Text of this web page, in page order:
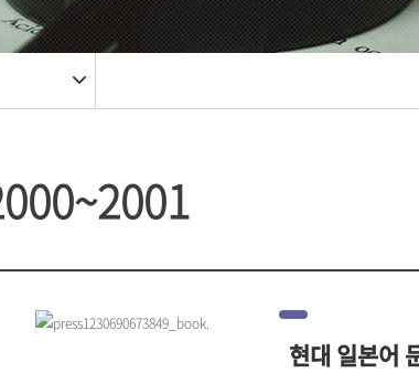
현대 일본어